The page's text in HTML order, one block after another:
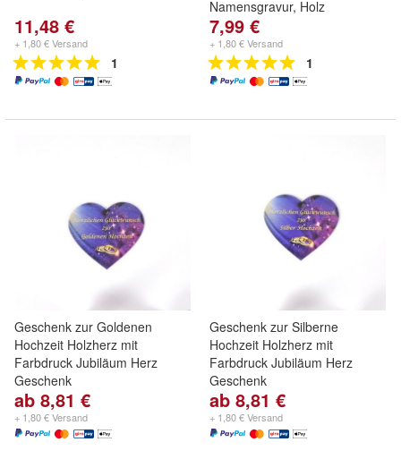
11,48 €
+ 1,80 € Versand
1
Namensgravur, Holz
7,99 €
+ 1,80 € Versand
1
Geschenk zur Goldenen
Hochzeit Holzherz mit
Farbdruck Jubiläum Herz
Geschenk
ab 8,81 €
+ 1,80 € Versand
Geschenk zur Silberne
Hochzeit Holzherz mit
Farbdruck Jubiläum Herz
Geschenk
ab 8,81 €
+ 1,80 € Versand